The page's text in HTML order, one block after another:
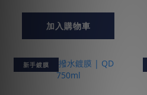
加入購物車
新手鍍膜